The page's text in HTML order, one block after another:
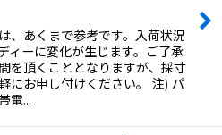
、あくまで参考です。入荷状況
ィーに変化が生じます。ご了承
を頂くこととなりますが、採寸
にお申し付けください。 注) パ
電…